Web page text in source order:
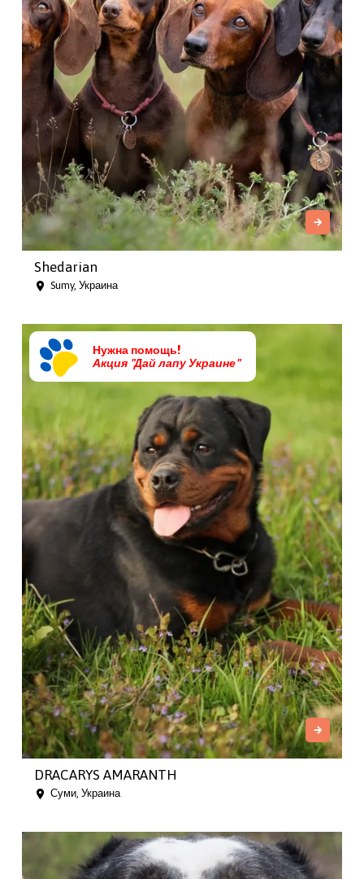
Shedarian
Sumy, Украина
Нужна помощь!
Акция "Дай лапу Украине"
DRACARYS AMARANTH
Суми, Украина